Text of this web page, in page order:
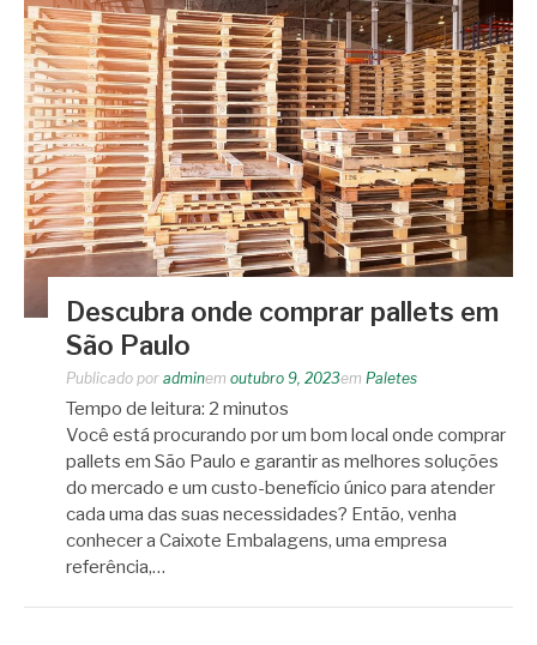
Descubra onde comprar pallets em
São Paulo
Publicado por adminem outubro 9, 2023em Paletes
Tempo de leitura: 2 minutos
Você está procurando por um bom local onde comprar
pallets em São Paulo e garantir as melhores soluções
do mercado e um custo-benefício único para atender
cada uma das suas necessidades? Então, venha
conhecer a Caixote Embalagens, uma empresa
referência,…